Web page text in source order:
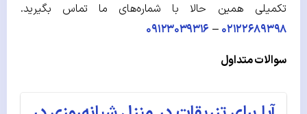
تکمیلی همین حالا با شماره‌های ما تماس بگیرید.
۰۲۱۲۲۶۸۹۳۹۸ – ۰۹۱۲۳۰۳۹۳۱۶
سوالات متداول